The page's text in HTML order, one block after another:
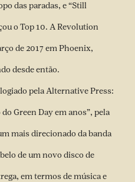
das paradas, e “Still
o Top 10. A Revolution
de 2017 em Phoenix,
desde então.
pela Alternative Press:
Green Day em anos”, pela
mais direcionado da banda
de um novo disco de
em termos de música e